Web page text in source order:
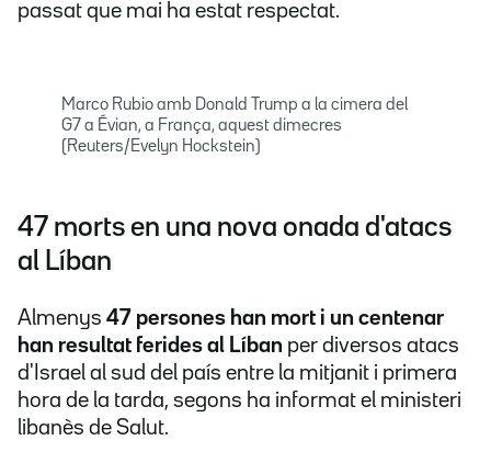
passat que mai ha estat respectat.
Marco Rubio amb Donald Trump a la cimera del
G7 a Évian, a França, aquest dimecres
(Reuters/Evelyn Hockstein)
47 morts en una nova onada d'atacs
al Líban
Almenys 47 persones han mort i un centenar
han resultat ferides al Líban per diversos atacs
d'Israel al sud del país entre la mitjanit i primera
hora de la tarda, segons ha informat el ministeri
libanès de Salut.